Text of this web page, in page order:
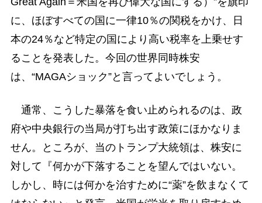
に、ほぼすべての国に一律10％の関税をかけ、日
本の24％など特定の国により高い税率を上乗せす
ることを発表した。今回の世界同時株安
は、“MAGAショック”と言ってよいでしょう。
通常、こうした暴落を食い止められるのは、政
府や中央銀行の当局が打ち出す政策にほかなりま
せん。ところが、当のトランプ大統領は、株安に
対して『何かが下落することを望んではいない。
しかし、時には何かを治すために“薬”を飲まなくて